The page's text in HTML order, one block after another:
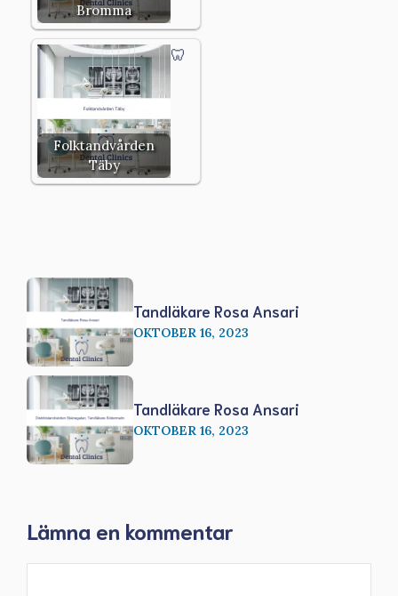
Bromma
Folktandvården
Täby
Tandläkare Rosa Ansari
OKTOBER 16, 2023
Tandläkare Rosa Ansari
OKTOBER 16, 2023
Lämna en kommentar